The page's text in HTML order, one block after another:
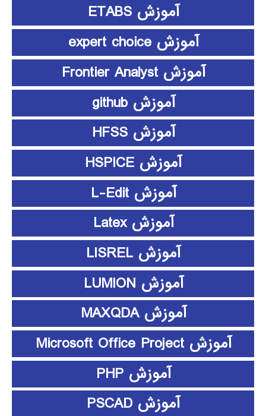
آموزش ETABS
آموزش expert choice
آموزش Frontier Analyst
آموزش github
آموزش HFSS
آموزش HSPICE
آموزش L-Edit
آموزش Latex
آموزش LISREL
آموزش LUMION
آموزش MAXQDA
آموزش Microsoft Office Project
آموزش PHP
آموزش PSCAD